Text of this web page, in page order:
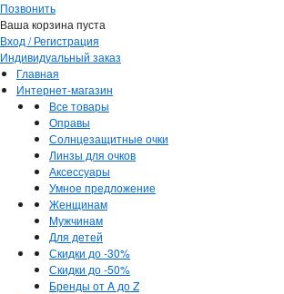
Позвонить
Ваша корзина пуста
Вход / Регистрация
Индивидуальный заказ
Главная
Интернет-магазин
Все товары
Оправы
Солнцезащитные очки
Линзы для очков
Аксессуары
Умное предложение
Женщинам
Мужчинам
Для детей
Скидки до -30%
Скидки до -50%
Бренды от A до Z